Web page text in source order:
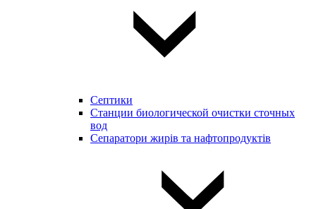
Септики
Станции биологической очистки сточных
вод
Сепаратори жирів та нафтопродуктів